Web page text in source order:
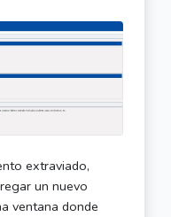
extraviado,
un nuevo
ventana donde